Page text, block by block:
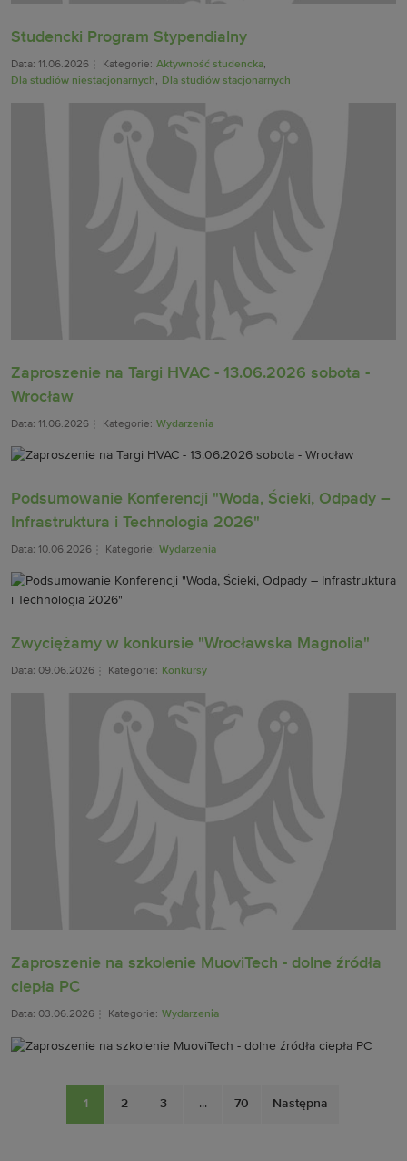
Studencki Program Stypendialny
Data: 11.06.2026 Kategorie: Aktywność studencka,
Dla studiów niestacjonarnych, Dla studiów stacjonarnych
Zaproszenie na Targi HVAC - 13.06.2026 sobota -
Wrocław
Data: 11.06.2026 Kategorie: Wydarzenia
Podsumowanie Konferencji "Woda, Ścieki, Odpady –
Infrastruktura i Technologia 2026"
Data: 10.06.2026 Kategorie: Wydarzenia
Zwyciężamy w konkursie "Wrocławska Magnolia"
Data: 09.06.2026 Kategorie: Konkursy
Zaproszenie na szkolenie MuoviTech - dolne źródła
ciepła PC
Data: 03.06.2026 Kategorie: Wydarzenia
1 2 3 ... 70 Następna